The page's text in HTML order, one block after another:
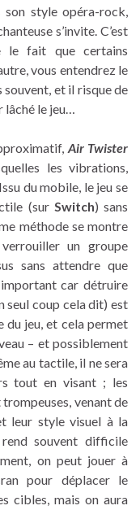
son style opéra-rock,
s’invite. C’est
le fait que certains
vous entendrez le
souvent, et il risque de
lâché le jeu…
Air Twister
les vibrations,
du mobile, le jeu se
(sur Switch) sans
méthode se montre
un groupe
sans attendre que
important car détruire
seul coup cela dit) est
du jeu, et cela permet
– et possiblement
au tactile, il ne sera
tout en visant ; les
venant de
leur style visuel à la
souvent difficile
on peut jouer à
pour déplacer le
cibles, mais on aura